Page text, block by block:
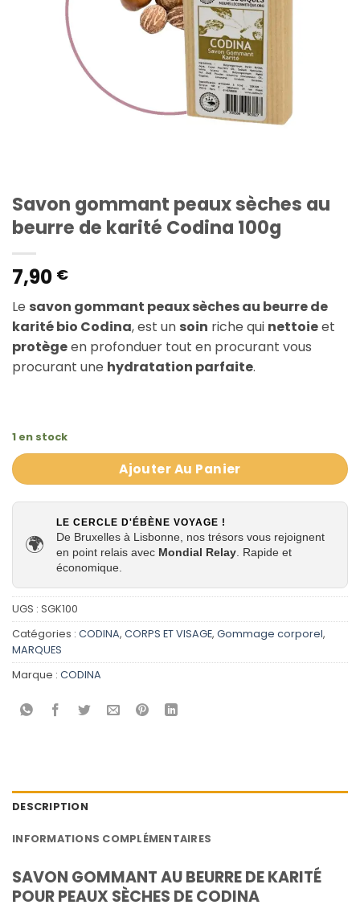
Savon gommant peaux sèches au
beurre de karité Codina 100g
7,90 €
Le savon gommant peaux sèches au beurre de
karité bio Codina, est un soin riche qui nettoieet
protègeen profonduer tout en procurant vous
procurant une hydratation parfaite.
1 en stock
Ajouter Au Panier
🌍
LE CERCLE D'ÉBÈNE VOYAGE !
De Bruxelles à Lisbonne, nos trésors vous rejoignent
en point relais avec Mondial Relay. Rapide et
économique.
UGS : SGK100
Catégories : CODINA, CORPS ET VISAGE, Gommage corporel,
MARQUES
Marque : CODINA
DESCRIPTION
INFORMATIONS COMPLÉMENTAIRES
SAVON GOMMANT AU BEURRE DE KARITÉ
POUR PEAUX SÈCHES DE CODINA